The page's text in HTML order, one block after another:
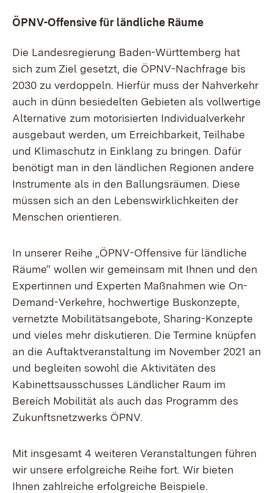
ÖPNV-Offensive für ländliche Räume
Die Landesregierung Baden-Württemberg hat
sich zum Ziel gesetzt, die ÖPNV-Nachfrage bis
2030 zu verdoppeln. Hierfür muss der Nahverkehr
auch in dünn besiedelten Gebieten als vollwertige
Alternative zum motorisierten Individualverkehr
ausgebaut werden, um Erreichbarkeit, Teilhabe
und Klimaschutz in Einklang zu bringen. Dafür
benötigt man in den ländlichen Regionen andere
Instrumente als in den Ballungsräumen. Diese
müssen sich an den Lebenswirklichkeiten der
Menschen orientieren.
In unserer Reihe „ÖPNV-Offensive für ländliche
Räume“ wollen wir gemeinsam mit Ihnen und den
Expertinnen und Experten Maßnahmen wie On-
Demand-Verkehre, hochwertige Buskonzepte,
vernetzte Mobilitätsangebote, Sharing-Konzepte
und vieles mehr diskutieren. Die Termine knüpfen
an die Auftaktveranstaltung im November 2021 an
und begleiten sowohl die Aktivitäten des
Kabinettsausschusses Ländlicher Raum im
Bereich Mobilität als auch das Programm des
Zukunftsnetzwerks ÖPNV.
Mit insgesamt 4 weiteren Veranstaltungen führen
wir unsere erfolgreiche Reihe fort. Wir bieten
Ihnen zahlreiche erfolgreiche Beispiele.